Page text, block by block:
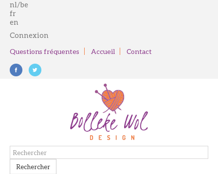
nl/be
fr
en
Connexion
Questions fréquentes Accueil Contact
Rechercher